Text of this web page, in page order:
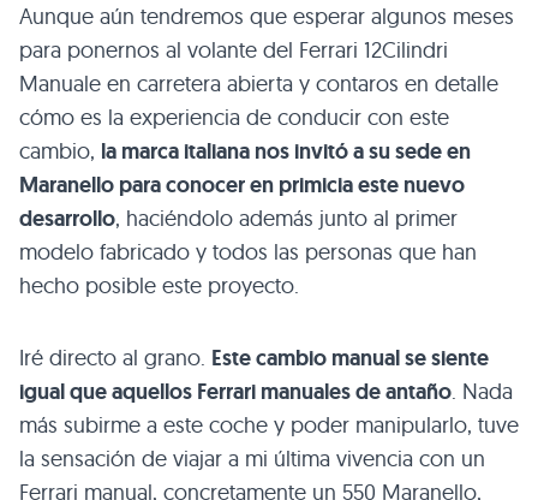
Aunque aún tendremos que esperar algunos meses
para ponernos al volante del Ferrari 12Cilindri
Manuale en carretera abierta y contaros en detalle
cómo es la experiencia de conducir con este
cambio, la marca italiana nos invitó a su sede en
Maranello para conocer en primicia este nuevo
desarrollo, haciéndolo además junto al primer
modelo fabricado y todos las personas que han
hecho posible este proyecto.
Iré directo al grano. Este cambio manual se siente
igual que aquellos Ferrari manuales de antaño. Nada
más subirme a este coche y poder manipularlo, tuve
la sensación de viajar a mi última vivencia con un
Ferrari manual, concretamente un 550 Maranello,